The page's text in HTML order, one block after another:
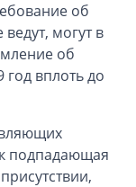
об
могут в
об
год вплоть до
подпадающая